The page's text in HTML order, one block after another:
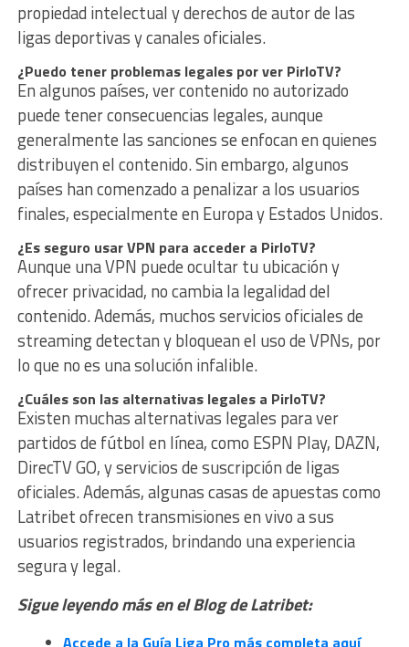
propiedad intelectual y derechos de autor de las
ligas deportivas y canales oficiales.
¿Puedo tener problemas legales por ver PirloTV?
En algunos países, ver contenido no autorizado
puede tener consecuencias legales, aunque
generalmente las sanciones se enfocan en quienes
distribuyen el contenido. Sin embargo, algunos
países han comenzado a penalizar a los usuarios
finales, especialmente en Europa y Estados Unidos.
¿Es seguro usar VPN para acceder a PirloTV?
Aunque una VPN puede ocultar tu ubicación y
ofrecer privacidad, no cambia la legalidad del
contenido. Además, muchos servicios oficiales de
streaming detectan y bloquean el uso de VPNs, por
lo que no es una solución infalible.
¿Cuáles son las alternativas legales a PirloTV?
Existen muchas alternativas legales para ver
partidos de fútbol en línea, como ESPN Play, DAZN,
DirecTV GO, y servicios de suscripción de ligas
oficiales. Además, algunas casas de apuestas como
Latribet ofrecen transmisiones en vivo a sus
usuarios registrados, brindando una experiencia
segura y legal.
Sigue leyendo más en el Blog de Latribet:
Accede a la Guía Liga Pro más completa aquí